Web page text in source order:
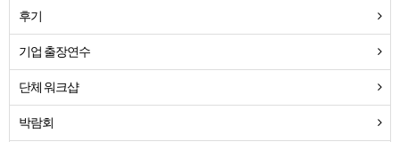
후기
기업 출장연수
단체 워크샵
박람회